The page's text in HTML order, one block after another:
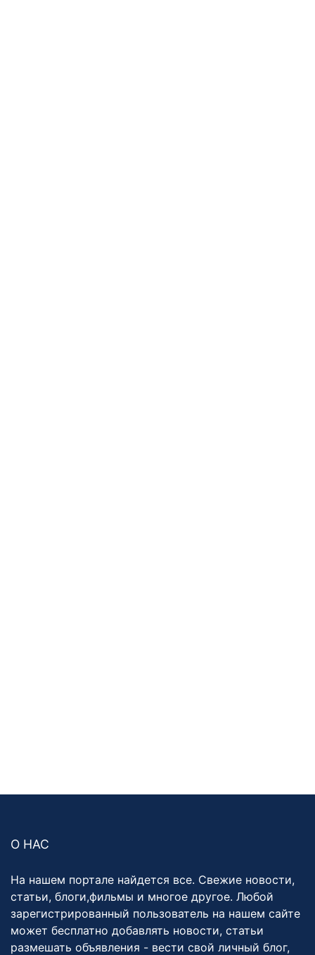
О НАС
На нашем портале найдется все. Свежие новости,
статьи, блоги,фильмы и многое другое. Любой
зарегистрированный пользователь на нашем сайте
может бесплатно добавлять новости, статьи
размешать объявления - вести свой личный блог,